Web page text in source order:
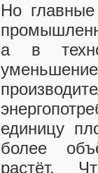
Но
а в
единицу
более
растёт.